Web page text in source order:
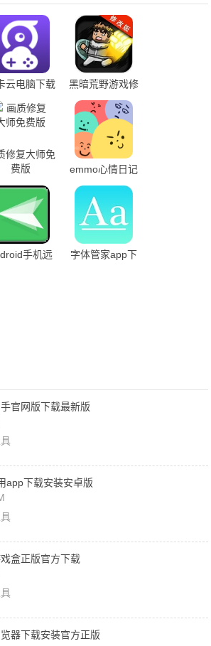
云电脑下载
装最新版
黑暗荒野游戏修
改版
修复大师免
费版
emmo心情日记
安卓版
手机远
字体管家app下
官网版下载最新版
app下载安装安卓版
盒正版官方下载
器下载安装官方正版